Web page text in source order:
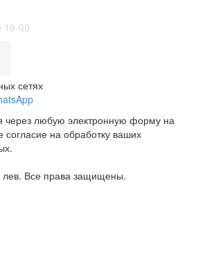
19-00
сетях
через любую электронную форму на
согласие на обработку ваших
Все права защищены.